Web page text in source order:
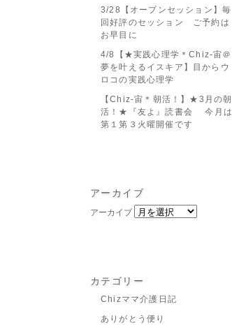
3/28【オープンセッション】毎
回好評のセッション ご予約は
お早目に
4/8【★実践心理学＊Chiz-宙＠
夢を叶えるイスキア】目からウ
ロコの実践心理学
【Chiz-宙＊朝活！】★3月の朝
活！★『友よ』読書会 今月は
第１第３火曜開催です
アーカイブ
アーカイブ
カテゴリー
Chizママ介護日記
ありがとう便り